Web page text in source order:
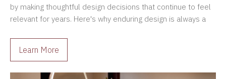
by making thoughtful design decisions that continue to feel
relevant for years. Here's why enduring design is always a
Learn More